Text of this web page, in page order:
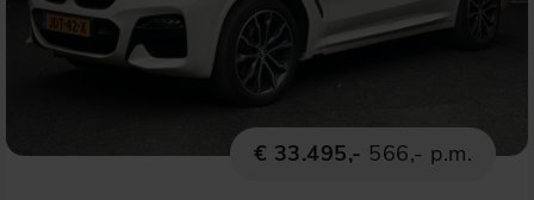
€ 33.495,- 566,- p.m.